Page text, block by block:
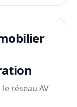
réseau AV